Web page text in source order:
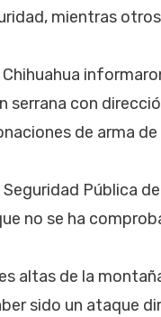
mientras
serrana con
de arma
Pública
no se ha
altas de la
sido un ataque